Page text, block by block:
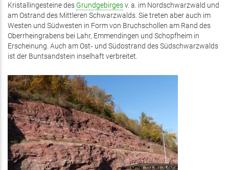
Kristallingesteine des Grundgebirgesv. a. im Nordschwarzwald und
am Ostrand des Mittleren Schwarzwalds. Sie treten aber auch im
Westen und Südwesten in Form von Bruchschollen am Rand des
Oberrheingrabens bei Lahr, Emmendingen und Schopfheim in
Erscheinung. Auch am Ost‑ und Südostrand des Südschwarzwalds
ist der Buntsandstein inselhaft verbreitet.